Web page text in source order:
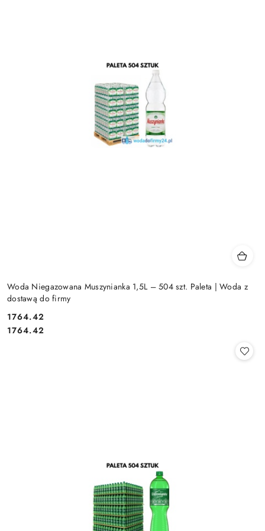
Woda Niegazowana Muszynianka 1,5L – 504 szt. Paleta | Woda z
dostawą do firmy
Cena:
1764.42
Cena:
1764.42